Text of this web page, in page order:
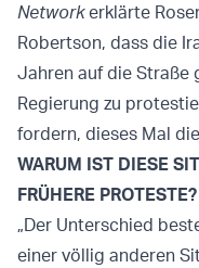
Networkerklärte
Robertson, dass die
Jahren auf die Straße
Regierung zu
fordern, dieses Mal
WARUM IST DIESE
FRÜHERE PROTESTE?
„Der Unterschied
einer völlig anderen